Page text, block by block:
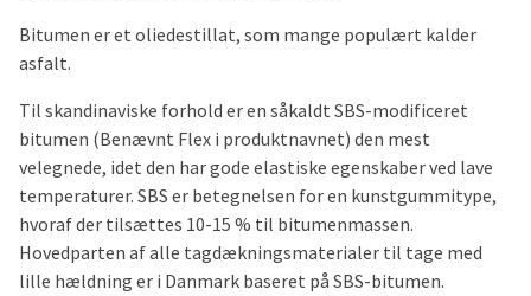
Bitumen er et oliedestillat, som mange populært kalder
asfalt.
Til skandinaviske forhold er en såkaldt SBS-modificeret
bitumen (Benævnt Flex i produktnavnet) den mest
velegnede, idet den har gode elastiske egenskaber ved lave
temperaturer. SBS er betegnelsen for en kunstgummitype,
hvoraf der tilsættes 10-15 % til bitumenmassen.
Hovedparten af alle tagdækningsmaterialer til tage med
lille hældning er i Danmark baseret på SBS-bitumen.